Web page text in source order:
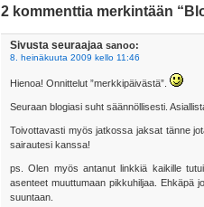
2 kommenttia merkintään
Sivusta seuraajaa sanoo:
8. heinäkuuta 2009 kello 11:46
Hienoa! Onnittelut ”merkkipäivästä”.
Seuraan blogiasi suht säännöllisesti.
Toivottavasti myös jatkossa jaksat tänne
sairautesi kanssa!
ps. Olen myös antanut linkkiä kaikille
asenteet muuttumaan pikkuhiljaa. Ehkäpä
suuntaan.